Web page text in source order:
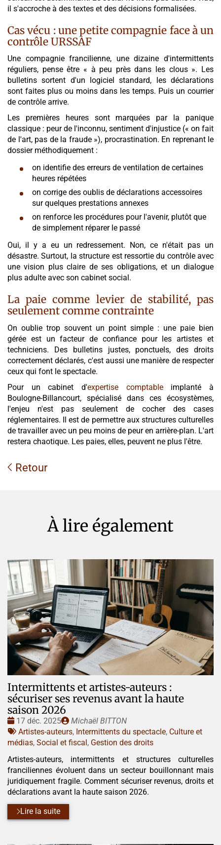
il s'accroche à des textes et des décisions formalisées.
Cas vécu : une petite compagnie face à un
contrôle URSSAF
Une compagnie francilienne, une dizaine d'intermittents
réguliers, pense être « à peu près dans les clous ». Les
bulletins sortent d'un logiciel standard, les déclarations
sont faites plus ou moins dans les temps. Puis un courrier
de contrôle arrive.
Les premières heures sont marquées par la panique
classique : peur de l'inconnu, sentiment d'injustice (« on fait
de l'art, pas de la fraude »), procrastination. En reprenant le
dossier méthodiquement :
on identifie des erreurs de ventilation de certaines
heures répétées
on corrige des oublis de déclarations accessoires
sur quelques prestations annexes
on renforce les procédures pour l'avenir, plutôt que
de simplement réparer le passé
Oui, il y a eu un redressement. Non, ce n'était pas un
désastre. Surtout, la structure est ressortie du contrôle avec
une vision plus claire de ses obligations, et un dialogue
plus adulte avec son cabinet social.
La paie comme levier de stabilité, pas
seulement comme contrainte
On oublie trop souvent un point simple : une paie bien
gérée est un facteur de confiance pour les artistes et
techniciens. Des bulletins justes, ponctuels, des droits
correctement déclarés, c'est aussi une manière de respecter
ceux qui font le spectacle.
Pour un cabinet d'expertise comptableimplanté à
Boulogne-Billancourt, spécialisé dans ces écosystèmes,
l'enjeu n'est pas seulement de cocher des cases
réglementaires. Il est de permettre aux structures culturelles
de travailler avec un peu moins de peur en arrière-plan. L'art
restera chaotique. Les paies, elles, peuvent ne plus l'être.
Retour
À lire également
Intermittents et artistes-auteurs :
sécuriser ses revenus avant la haute
saison 2026
Date
:
17 déc. 2025
Publié
par
Michaël BITTON
Tags
:
Artistes-auteurs, Intermittents du spectacle, Culture et
médias, Social et fiscal, Gestion des droits
Artistes-auteurs, intermittents et structures culturelles
franciliennes évoluent dans un secteur bouillonnant mais
juridiquement fragile. Comment sécuriser revenus, droits et
déclarations avant la haute saison 2026.
Lire la suite